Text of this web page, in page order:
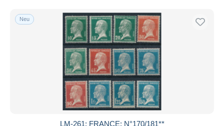
Zahlungsmethoden
PayPal
Banküberweisung
Visa
Mastercard
Bancontact
iDeal
Maestro
Neu
LM-261: FRANCE: N°170/181**